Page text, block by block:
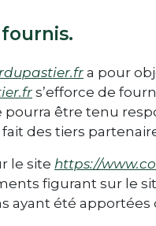
a pour
s’efforce de
être tenu
des tiers
le site https://
figurant sur le
ayant été